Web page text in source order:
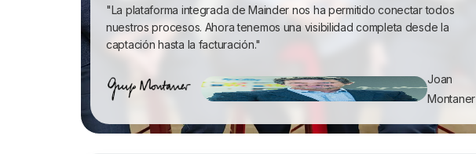
"La plataforma integrada de Mainder nos ha permitido conectar todos
nuestros procesos. Ahora tenemos una visibilidad completa desde la
captación hasta la facturación."
Joan
Montaner